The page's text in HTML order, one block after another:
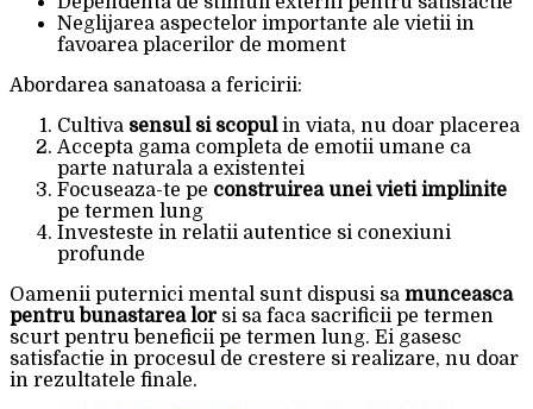
Neglijarea aspectelor importante ale vietii in
favoarea placerilor de moment
Abordarea sanatoasa a fericirii:
Cultiva sensul si scopulin viata, nu doar placerea
Accepta gama completa de emotii umane ca
parte naturala a existentei
Focuseaza-te pe construirea unei vieti implinite
pe termen lung
Investeste in relatii autentice si conexiuni
profunde
Oamenii puternici mental sunt dispusi sa munceasca
pentru bunastarea lor si sa faca sacrificii pe termen
scurt pentru beneficii pe termen lung. Ei gasesc
satisfactie in procesul de crestere si realizare, nu doar
in rezultatele finale.